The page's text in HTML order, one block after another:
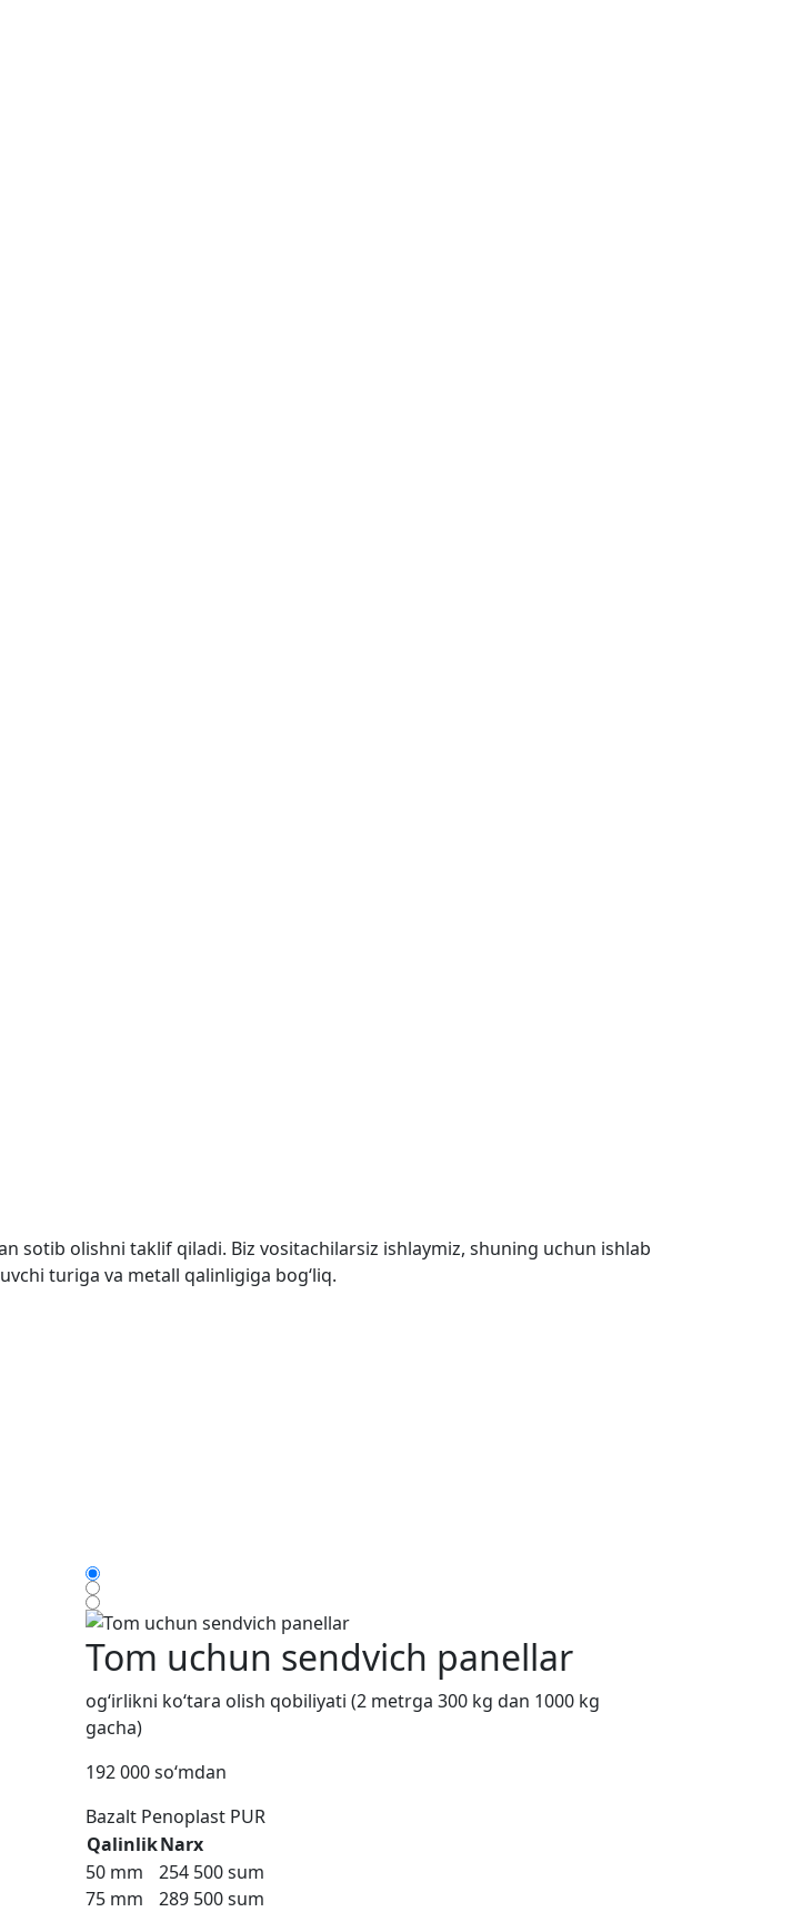
sotib olishni taklif qiladi. Biz vositachilarsiz ishlaymiz, shuning uchun ishlab
turiga va metall qalinligiga bog‘liq.
Tom uchun sendvich panellar
og‘irlikni ko‘tara olish qobiliyati (2 metrga 300 kg dan 1000 kg
gacha)
192 000 so‘mdan
Bazalt Penoplast PUR
QalinlikNarx
50 mm
254 500 sum
75 mm
289 500 sum